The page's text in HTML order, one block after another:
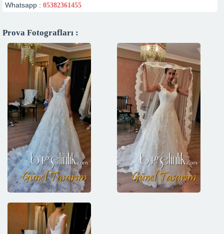
Whatsapp : 05382361455
Prova Fotografları :